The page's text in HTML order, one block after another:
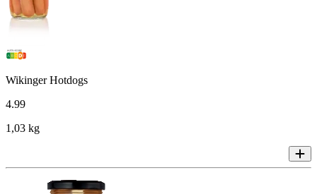
Wikinger Hotdogs
4.99
1,03 kg